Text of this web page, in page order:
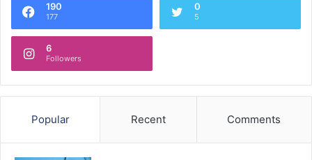
190
177
0
5
6
Followers
Popular Recent Comments